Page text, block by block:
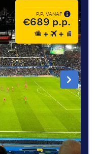
P.P. VANAF
€689 p.p.